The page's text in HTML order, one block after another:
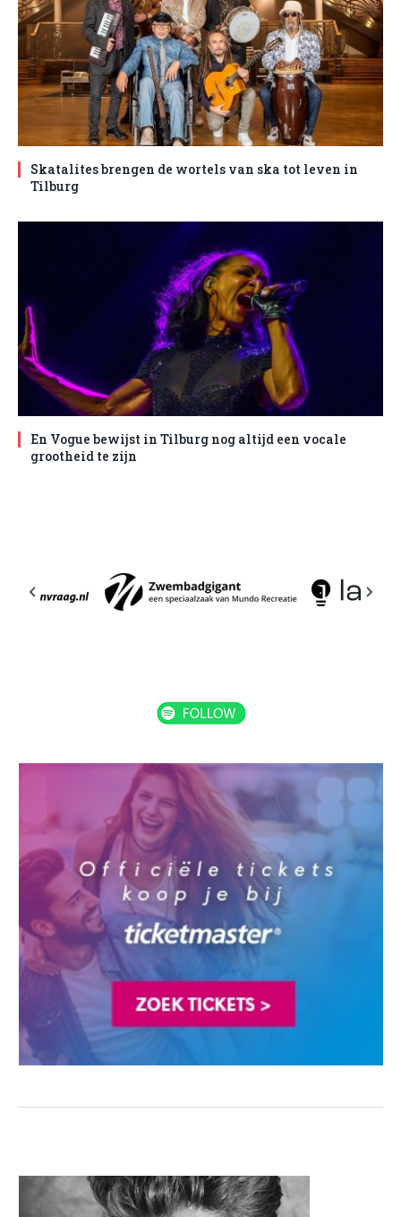
Skatalites brengen de wortels van ska tot leven in
Tilburg
En Vogue bewijst in Tilburg nog altijd een vocale
grootheid te zijn